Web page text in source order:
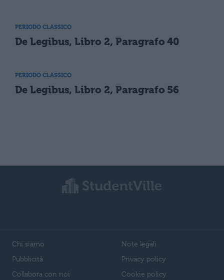
PERIODO CLASSICO
De Legibus, Libro 2, Paragrafo 40
PERIODO CLASSICO
De Legibus, Libro 2, Paragrafo 56
Chi siamo
Pubblicità
Collabora con noi
Note legali
Privacy policy
Cookie policy